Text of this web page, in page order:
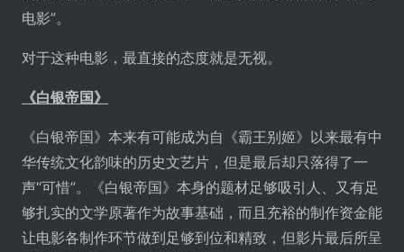
电影”。
对于这种电影，最直接的态度就是无视。
《白银帝国》
《白银帝国》本来有可能成为自《霸王别姬》以来最有中
华传统文化韵味的历史文艺片，但是最后却只落得了一
声“可惜”。《白银帝国》本身的题材足够吸引人、又有足
够扎实的文学原著作为故事基础，而且充裕的制作资金能
让电影各制作环节做到足够到位和精致，但影片最后所呈